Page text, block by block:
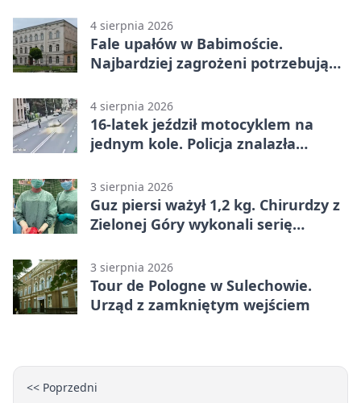
4 sierpnia 2026
Fale upałów w Babimoście.
Najbardziej zagrożeni potrzebują
4 sierpnia 2026
16-latek jeździł motocyklem na
jednym kole. Policja znalazła
3 sierpnia 2026
Guz piersi ważył 1,2 kg. Chirurdzy z
Zielonej Góry wykonali serię
3 sierpnia 2026
Tour de Pologne w Sulechowie.
Urząd z zamkniętym wejściem
<< Poprzedni